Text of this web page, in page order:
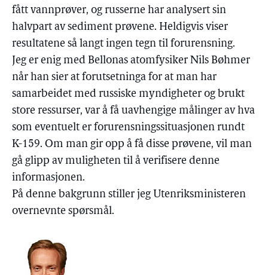
fått vannprøver, og russerne har analysert sin
halvpart av sediment prøvene. Heldigvis viser
resultatene så langt ingen tegn til forurensning.
Jeg er enig med Bellonas atomfysiker Nils Bøhmer
når han sier at forutsetninga for at man har
samarbeidet med russiske myndigheter og brukt
store ressurser, var å få uavhengige målinger av hva
som eventuelt er forurensningssituasjonen rundt
K-159. Om man gir opp å få disse prøvene, vil man
gå glipp av muligheten til å verifisere denne
informasjonen.
På denne bakgrunn stiller jeg Utenriksministeren
overnevnte spørsmål.